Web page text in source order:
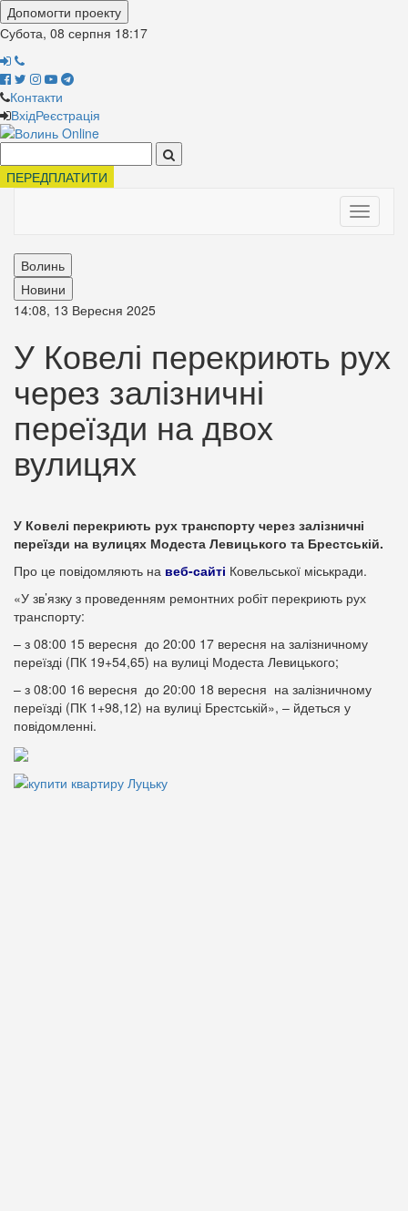
Допомогти проекту
Субота, 08 серпня 18:17
Контакти
ВхідРеєстрація
ПЕРЕДПЛАТИТИ
Toggle
Волинь
Новини
14:08, 13 Вересня 2025
У Ковелі перекриють рух
через залізничні
переїзди на двох
вулицях
У Ковелі перекриють рух транспорту через залізничні
переїзди на вулицях Модеста Левицького та Брестській.
Про це повідомляють на веб-сайті Ковельської міськради.
«У зв’язку з проведенням ремонтних робіт перекриють рух
транспорту:
– з 08:00 15 вересня до 20:00 17 вересня на залізничному
переїзді (ПК 19+54,65) на вулиці Модеста Левицького;
– з 08:00 16 вересня до 20:00 18 вересня на залізничному
переїзді (ПК 1+98,12) на вулиці Брестській», – йдеться у
повідомленні.